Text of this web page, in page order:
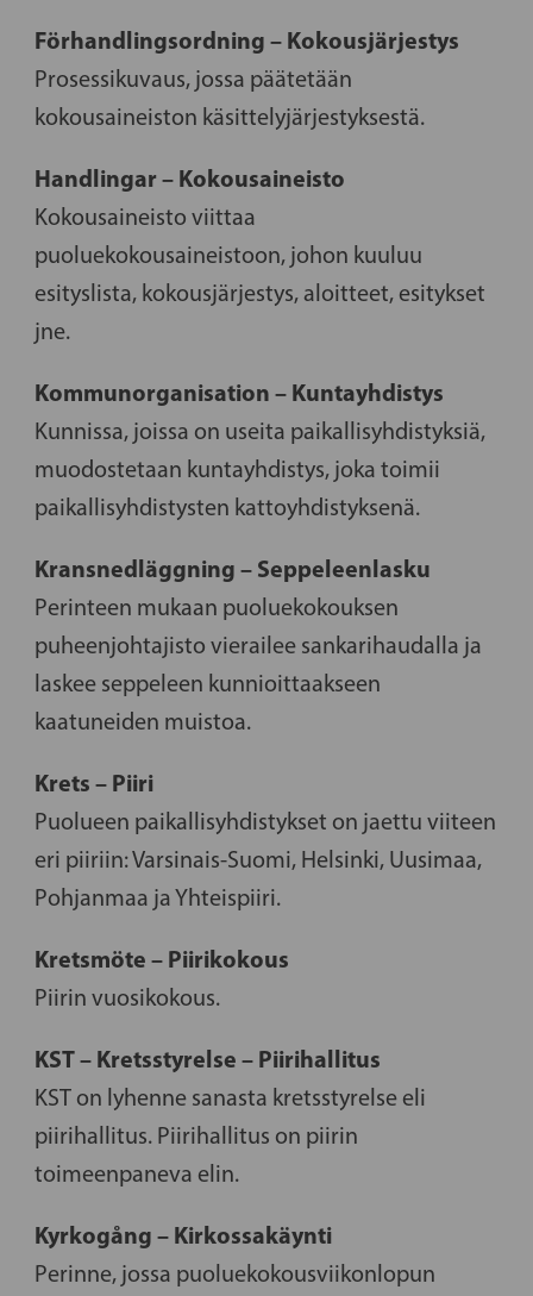
Förhandlingsordning – Kokousjärjestys
Prosessikuvaus, jossa päätetään
kokousaineiston käsittelyjärjestyksestä.
Handlingar – Kokousaineisto
Kokousaineisto viittaa
puoluekokousaineistoon, johon kuuluu
esityslista, kokousjärjestys, aloitteet, esitykset
jne.
Kommunorganisation – Kuntayhdistys
Kunnissa, joissa on useita paikallisyhdistyksiä,
muodostetaan kuntayhdistys, joka toimii
paikallisyhdistysten kattoyhdistyksenä.
Kransnedläggning – Seppeleenlasku
Perinteen mukaan puoluekokouksen
puheenjohtajisto vierailee sankarihaudalla ja
laskee seppeleen kunnioittaakseen
kaatuneiden muistoa.
Krets – Piiri
Puolueen paikallisyhdistykset on jaettu viiteen
eri piiriin: Varsinais-Suomi, Helsinki, Uusimaa,
Pohjanmaa ja Yhteispiiri.
Kretsmöte – Piirikokous
Piirin vuosikokous.
KST – Kretsstyrelse – Piirihallitus
KST on lyhenne sanasta kretsstyrelse eli
piirihallitus. Piirihallitus on piirin
toimeenpaneva elin.
Kyrkogång – Kirkossakäynti
Perinne, jossa puoluekokousviikonlopun